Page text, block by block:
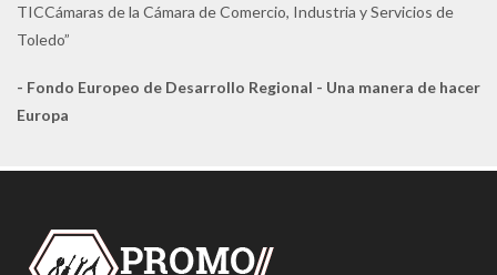
TICCámaras de la Cámara de Comercio, Industria y Servicios de
Toledo”
- Fondo Europeo de Desarrollo Regional - Una manera de hacer
Europa